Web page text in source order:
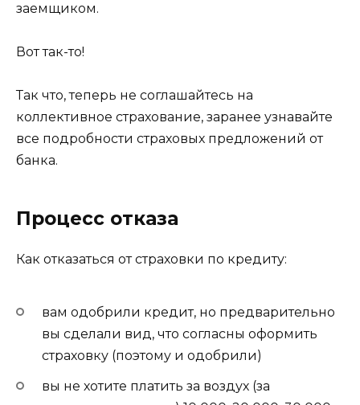
заемщиком.
Вот так-то!
Так что, теперь не соглашайтесь на
коллективное страхование, заранее узнавайте
все подробности страховых предложений от
банка.
Процесс отказа
Как отказаться от страховки по кредиту:
вам одобрили кредит, но предварительно
вы сделали вид, что согласны оформить
страховку (поэтому и одобрили)
вы не хотите платить за воздух (за